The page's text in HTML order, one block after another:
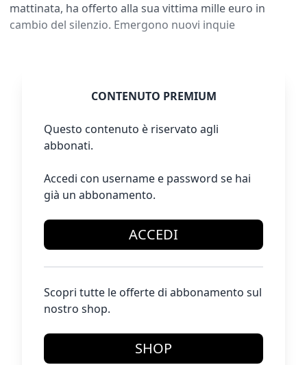
mattinata, ha offerto alla sua vittima mille euro in
cambio del silenzio. Emergono nuovi inquie
CONTENUTO PREMIUM
Questo contenuto è riservato agli
abbonati.
Accedi con username e password se hai
già un abbonamento.
ACCEDI
Scopri tutte le offerte di abbonamento sul
nostro shop.
SHOP